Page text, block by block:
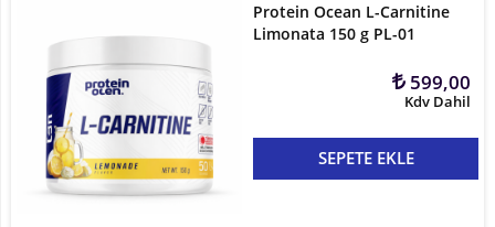
Protein Ocean L-Carnitine
Limonata 150 g PL-01
599,00
Kdv Dahil
SEPETE EKLE